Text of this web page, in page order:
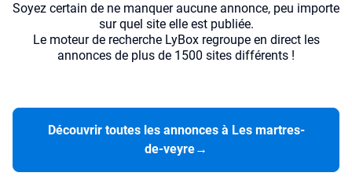
Soyez certain de ne manquer aucune annonce, peu importe
sur quel site elle est publiée.
Le moteur de recherche LyBox regroupe en direct les
annonces de plus de 1500 sites différents !
Découvrir toutes les annonces à Les martres-
de-veyre→